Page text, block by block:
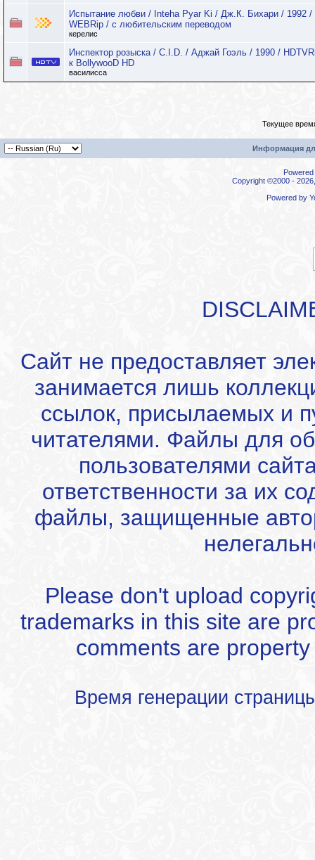
Испытание любви / Inteha Pyar Ki / Дж.К. Бихари / 1992 /
WEBRip / с любительским переводом
керелис
Инспектор розыска / C.I.D. / Аджай Гоэль / 1990 /
к BollywooD HD
василисса
Текущее
Информация
Copyright ©2000 -
Powered by
Сайт не предоставляет
занимается лишь
ссылок, присылаемых и
читателями. Файлы для
пользователями
ответственности за их
файлы, защищенные
Please don't upload
trademarks in this site are
comments are
Время генерации